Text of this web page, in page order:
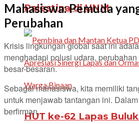
Palestina di UNM
HUT ke-62 Lapas
Mahasiswa: Pemuda
Perubahan
Krisis lingkungan global saat ini
menghadapi polusi udara,
besar-besaran.
Sebagai mahasiswa, kita memiliki
untuk menjawab tantangan ini.
berfirman,